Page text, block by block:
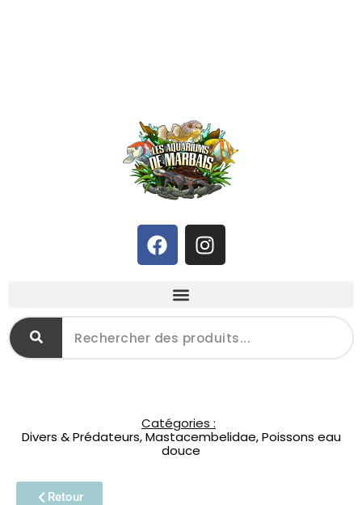
Catégories :
Divers & Prédateurs,Mastacembelidae,Poissons eau
douce
Retour